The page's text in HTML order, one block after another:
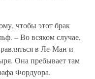
чтобы этот брак
– Во всяком случае,
в Ле-Ман и
Она пребывает там
Фордуора.